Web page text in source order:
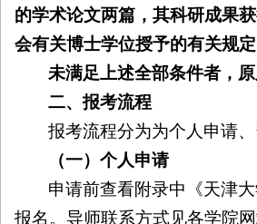
的学术论文两篇，其科研成果
会有关博士学位授予的有关规定
未满足上述全部条件者，
二、报考流程
报考流程分为为个人申请
（一）个人申请
申请前查看附录中《天津
报名。导师联系方式见各学院